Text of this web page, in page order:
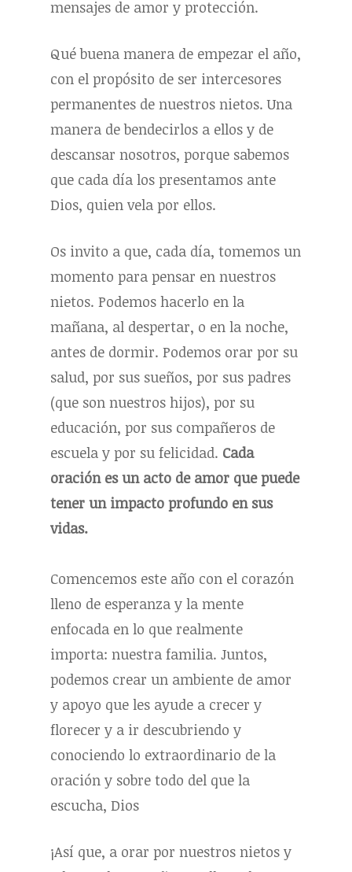
mensajes de amor y protección.
Qué buena manera de empezar el año,
con el propósito de ser intercesores
permanentes de nuestros nietos. Una
manera de bendecirlos a ellos y de
descansar nosotros, porque sabemos
que cada día los presentamos ante
Dios, quien vela por ellos.
Os invito a que, cada día, tomemos un
momento para pensar en nuestros
nietos. Podemos hacerlo en la
mañana, al despertar, o en la noche,
antes de dormir. Podemos orar por su
salud, por sus sueños, por sus padres
(que son nuestros hijos), por su
educación, por sus compañeros de
escuela y por su felicidad. Cada
oración es un acto de amor que puede
tener un impacto profundo en sus
vidas.
Comencemos este año con el corazón
lleno de esperanza y la mente
enfocada en lo que realmente
importa: nuestra familia. Juntos,
podemos crear un ambiente de amor
y apoyo que les ayude a crecer y
florecer y a ir descubriendo y
conociendo lo extraordinario de la
oración y sobre todo del que la
escucha, Dios
¡Así que, a orar por nuestros nietos y